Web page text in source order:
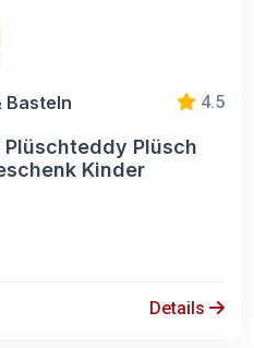
Basteln 4.5
Plüsch
Kinder
Details